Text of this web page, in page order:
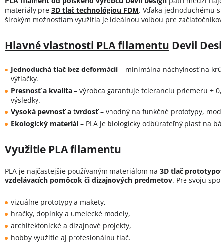
materiály pre 3D tlač technológiou FDM. Vďaka jednoduchému
širokým možnostiam využitia je ideálnou voľbou pre
Hlavné vlastnosti PLA filamentu Devil
Jednoduchá tlač bez deformácií– minimálna náchylnosť na
výtlačky.
Presnosť a kvalita – výrobca garantuje toleranciu priemeru ±
výsledky.
Vysoká pevnosť a tvrdosť– vhodný na funkčné prototypy,
Ekologický materiál – PLA je biologicky odbúrateľný plast na
Využitie PLA filamentu
PLA je najčastejšie používaným materiálom na 3D tlač
vzdelávacích pomôcok či dizajnových predmetov. Pre svoju
vizuálne prototypy a makety,
hračky, doplnky a umelecké modely,
architektonické a dizajnové projekty,
hobby využitie aj profesionálnu tlač.